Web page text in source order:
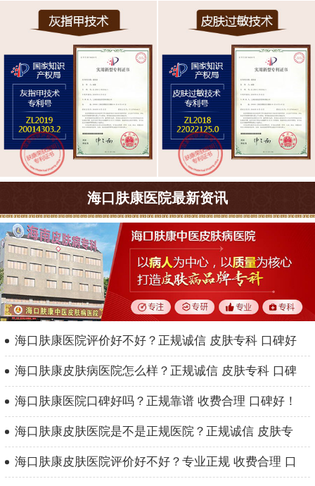
海口肤康医院最新资讯
海口肤康医院评价好不好？正规诚信 皮肤专科 口碑好
海口肤康皮肤病医院怎么样？正规诚信 皮肤专科 口碑
海口肤康医院口碑好吗？正规靠谱 收费合理 口碑好！
海口肤康皮肤医院是不是正规医院？正规诚信 皮肤专
海口肤康皮肤医院评价好不好？专业正规 收费合理 口